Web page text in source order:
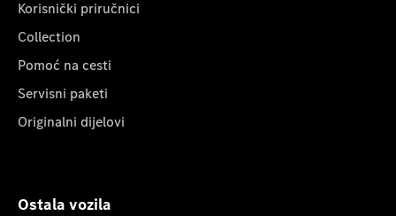
Korisnički priručnici
Collection
Pomoć na cesti
Servisni paketi
Originalni dijelovi
Ostala vozila